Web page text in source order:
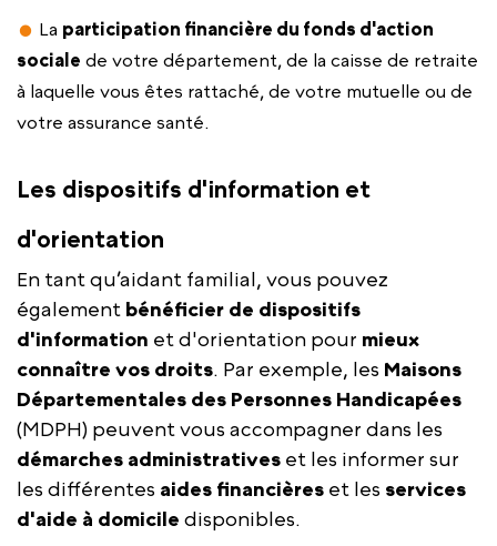
La participation financière du fonds d'action
sociale de votre département, de la caisse de retraite
à laquelle vous êtes rattaché, de votre mutuelle ou de
votre assurance santé.
Les dispositifs d'information et
d'orientation
En tant qu’aidant familial, vous pouvez
également bénéficier de dispositifs
d'information et d'orientation pour mieux
connaître vos droits. Par exemple, les Maisons
Départementales des Personnes Handicapées
(MDPH) peuvent vous accompagner dans les
démarches administratives et les informer sur
les différentes aides financières et les services
d'aide à domicile disponibles.